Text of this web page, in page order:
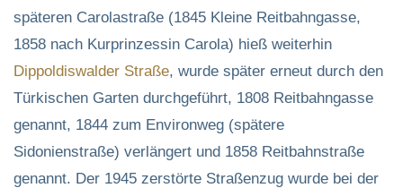
späteren Carolastraße (1845 Kleine Reitbahngasse,
1858 nach Kurprinzessin Carola) hieß weiterhin
Dippoldiswalder Straße, wurde später erneut durch den
Türkischen Garten durchgeführt, 1808 Reitbahngasse
genannt, 1844 zum Environweg (spätere
Sidonienstraße) verlängert und 1858 Reitbahnstraße
genannt. Der 1945 zerstörte Straßenzug wurde bei der